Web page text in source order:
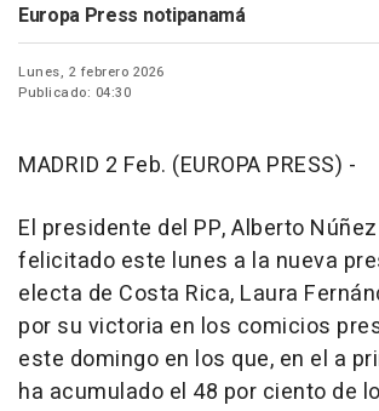
Europa Press notipanamá
Lunes, 2 febrero 2026
Publicado: 04:30
MADRID 2 Feb. (EUROPA PRESS) -
El presidente del PP, Alberto
felicitado este lunes a la nueva
electa de Costa Rica, Laura
por su victoria en los comicios
este domingo en los que, en el a
ha acumulado el 48 por ciento de